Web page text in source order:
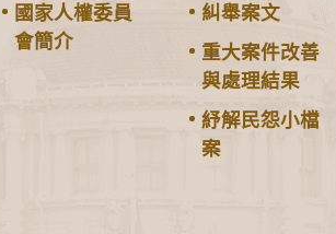
國家人權委員
會簡介
糾舉案文
重大案件改善
與處理結果
紓解民怨小檔
案